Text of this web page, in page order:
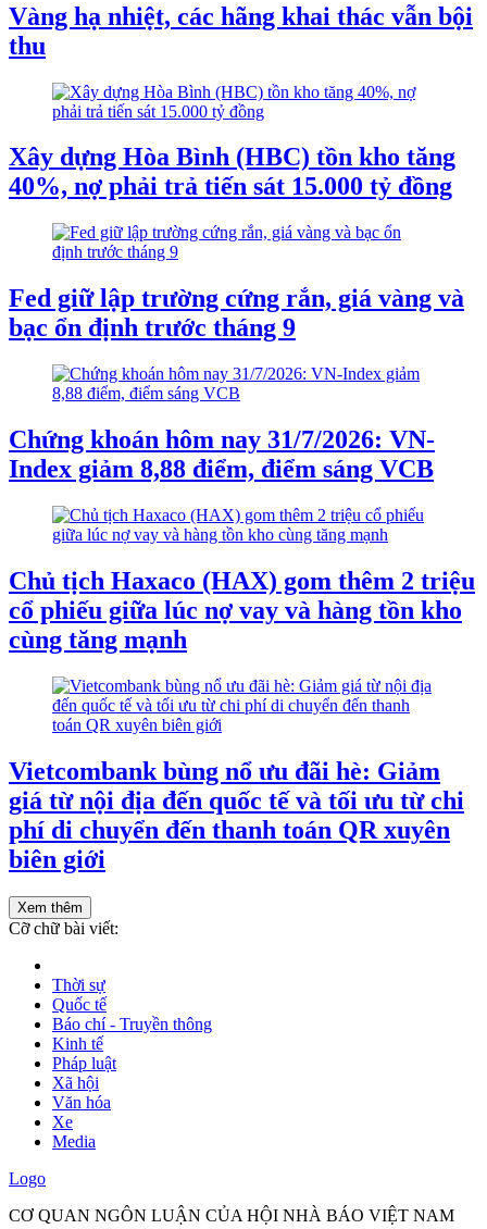
Vàng hạ nhiệt, các hãng khai thác vẫn bội
thu
Xây dựng Hòa Bình (HBC) tồn kho tăng
40%, nợ phải trả tiến sát 15.000 tỷ đồng
Fed giữ lập trường cứng rắn, giá vàng và
bạc ổn định trước tháng 9
Chứng khoán hôm nay 31/7/2026: VN-
Index giảm 8,88 điểm, điểm sáng VCB
Chủ tịch Haxaco (HAX) gom thêm 2 triệu
cổ phiếu giữa lúc nợ vay và hàng tồn kho
cùng tăng mạnh
Vietcombank bùng nổ ưu đãi hè: Giảm
giá từ nội địa đến quốc tế và tối ưu từ chi
phí di chuyển đến thanh toán QR xuyên
biên giới
Xem thêm
Cỡ chữ bài viết:
Thời sự
Quốc tế
Báo chí - Truyền thông
Kinh tế
Pháp luật
Xã hội
Văn hóa
Xe
Media
Logo
CƠ QUAN NGÔN LUẬN CỦA HỘI NHÀ BÁO VIỆT NAM